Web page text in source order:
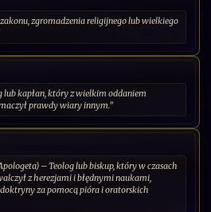
zgromadzenia religijnego lub wielkiego
lub kapłan, który z wielkim oddaniem
prawdy wiary innym.”
– Teolog lub biskup, który w czasach
z herezjami i błędnymi naukami,
za pomocą pióra i oratorskich